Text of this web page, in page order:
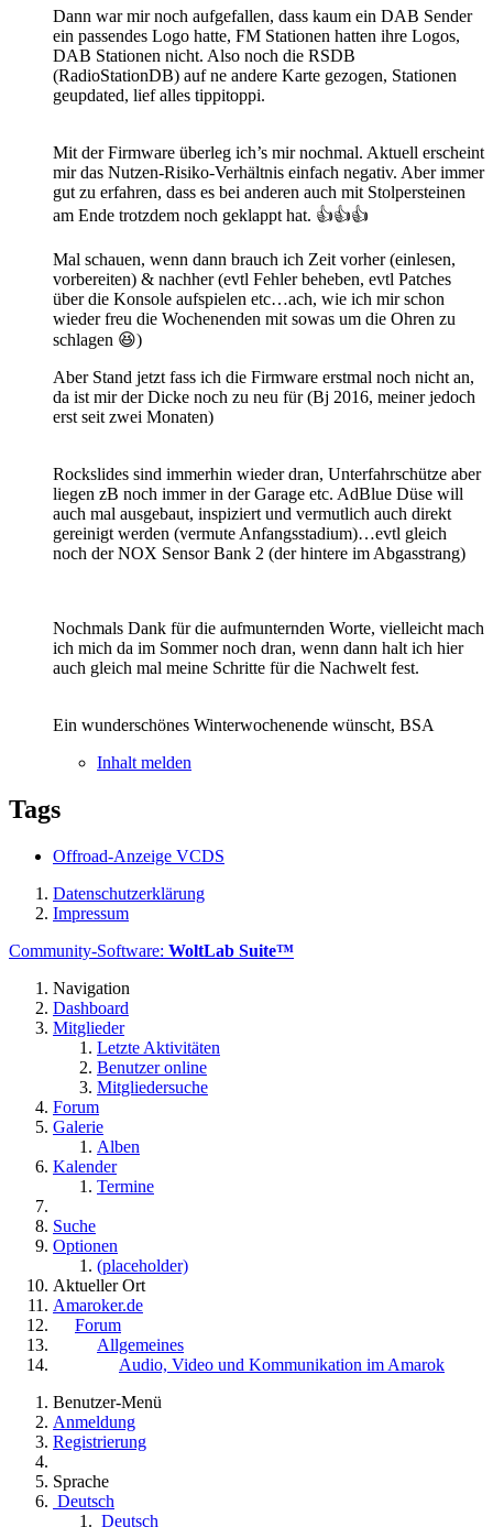
Dann war mir noch aufgefallen, dass kaum ein DAB Sender
ein passendes Logo hatte, FM Stationen hatten ihre Logos,
DAB Stationen nicht. Also noch die RSDB
(RadioStationDB) auf ne andere Karte gezogen, Stationen
geupdated, lief alles tippitoppi.
Mit der Firmware überleg ich’s mir nochmal. Aktuell erscheint
mir das Nutzen-Risiko-Verhältnis einfach negativ. Aber immer
gut zu erfahren, dass es bei anderen auch mit Stolpersteinen
am Ende trotzdem noch geklappt hat. 👍👍👍
Mal schauen, wenn dann brauch ich Zeit vorher (einlesen,
vorbereiten) & nachher (evtl Fehler beheben, evtl Patches
über die Konsole aufspielen etc…ach, wie ich mir schon
wieder freu die Wochenenden mit sowas um die Ohren zu
schlagen 😆)
Aber Stand jetzt fass ich die Firmware erstmal noch nicht an,
da ist mir der Dicke noch zu neu für (Bj 2016, meiner jedoch
erst seit zwei Monaten)
Rockslides sind immerhin wieder dran, Unterfahrschütze aber
liegen zB noch immer in der Garage etc. AdBlue Düse will
auch mal ausgebaut, inspiziert und vermutlich auch direkt
gereinigt werden (vermute Anfangsstadium)…evtl gleich
noch der NOX Sensor Bank 2 (der hintere im Abgasstrang)
Nochmals Dank für die aufmunternden Worte, vielleicht mach
ich mich da im Sommer noch dran, wenn dann halt ich hier
auch gleich mal meine Schritte für die Nachwelt fest.
Ein wunderschönes Winterwochenende wünscht, BSA
Inhalt melden
Tags
Offroad-Anzeige VCDS
Datenschutzerklärung
Impressum
Community-Software: WoltLab Suite™
Navigation
Dashboard
Mitglieder
Letzte Aktivitäten
Benutzer online
Mitgliedersuche
Forum
Galerie
Alben
Kalender
Termine
Suche
Optionen
(placeholder)
Aktueller Ort
Amaroker.de
Forum
Allgemeines
Audio, Video und Kommunikation im Amarok
Benutzer-Menü
Anmeldung
Registrierung
Sprache
Deutsch
Deutsch